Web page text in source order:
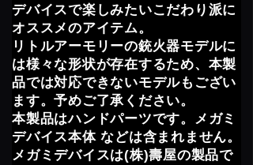
デバイスで楽しみたいこだわり派に
オススメのアイテム。
リトルアーモリーの銃火器モデルに
は様々な形状が存在するため、本製
品では対応できないモデルもござい
ます。予めご了承ください。
本製品はハンドパーツです。メガミ
デバイス本体 などは含まれません。
メガミデバイスは(株)壽屋の製品で